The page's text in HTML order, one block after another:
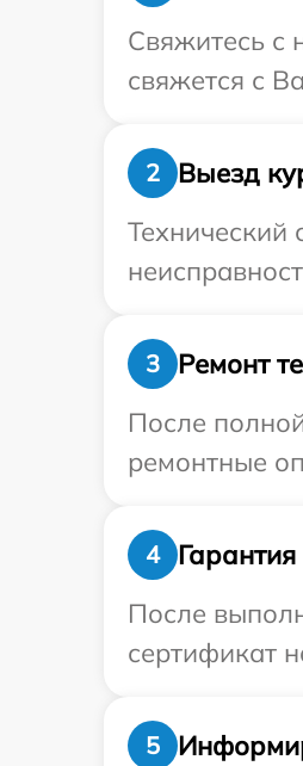
Свяжитесь с
свяжется с
2
Выезд
Технический
3
Ремонт
После
ремонтные
4
Гарантия
После
сертификат
5